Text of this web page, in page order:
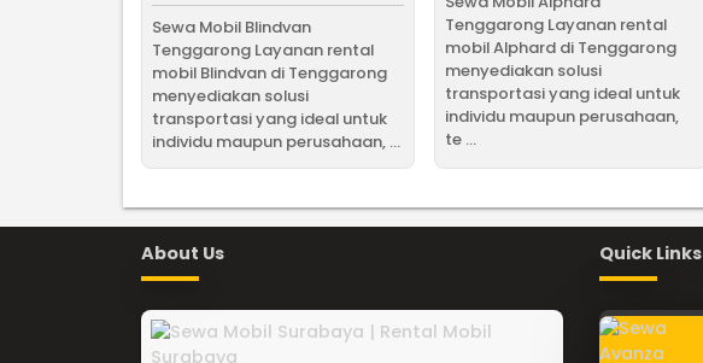
Sewa Mobil Blindvan
Tenggarong Layanan rental
mobil Blindvan di Tenggarong
menyediakan solusi
transportasi yang ideal untuk
individu maupun perusahaan, ...
Tenggarong Layanan rental
mobil Alphard di Tenggarong
menyediakan solusi
transportasi yang ideal untuk
individu maupun perusahaan,
te ...
About Us Quick Links